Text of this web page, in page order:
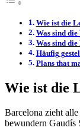
Wie ist die
Was sind
Was sind
Häufig
Plans that
Wie ist die
Barcelona zieht
bewundern Gaudís